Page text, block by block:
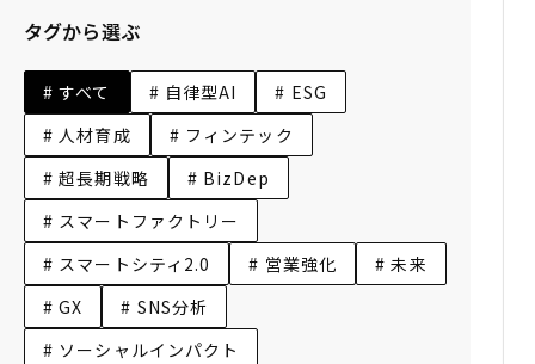
タグから選ぶ
# すべて # 自律型AI
# ESG
# 人材育成
# フィンテック
# 超長期戦略
# BizDep
# スマートファクトリー
# スマートシティ2.0
# 営業強化
# 未来
# GX
# SNS分析
# ソーシャルインパクト